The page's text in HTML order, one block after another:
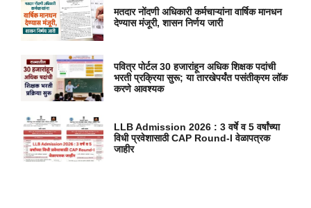
मतदार नोंदणी अधिकारी कर्मचाऱ्यांना वार्षिक मानधन
देण्यास मंजूरी, शासन निर्णय जारी
पवित्र पोर्टल 30 हजारांहून अधिक शिक्षक पदांची
भरती प्रक्रिया सुरू; या तारखेपर्यंत पसंतीक्रम लॉक
करणे आवश्यक
LLB Admission 2026 : 3 वर्षे व 5 वर्षांच्या
विधी प्रवेशासाठी CAP Round-I वेळापत्रक
जाहीर